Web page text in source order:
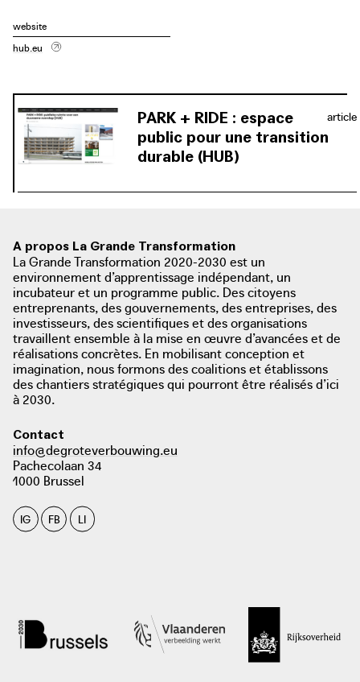
bois qui sont visibles de loin grâce à l’absence de façade.
Les patios centraux plongent le bâtiment dans la lumière
website
hub.eu
article
PARK + RIDE : espace
public pour une transition
durable (HUB)
photo: Architectura, 2022
architectura.be
A propos La Grande Transformation
La Grande Transformation 2020-2030 est un
environnement d’apprentissage indépendant, un
incubateur et un programme public. Des citoyens
entreprenants, des gouvernements, des entreprises, des
investisseurs, des scientifiques et des organisations
travaillent ensemble à la mise en œuvre d’avancées et de
réalisations concrètes. En mobilisant conception et
imagination, nous formons des coalitions et établissons
des chantiers stratégiques qui pourront être réalisés d’ici
à 2030.
Contact
info@degroteverbouwing.eu
Pachecolaan 34
1000 Brussel
IG FB LI